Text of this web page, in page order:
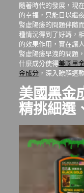
隨著時代的發展，現
的幸福，只能日以繼
腎虛陽痿的問題伴隨
種情況得到了好轉，
的效果作用，實在讓
腎虛陽痿早洩的問題
什麼成分使得美國黑
金成分，深入瞭解這
美國黑金
精挑細選